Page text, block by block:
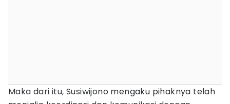
Maka dari itu, Susiwijono mengaku pihaknya telah